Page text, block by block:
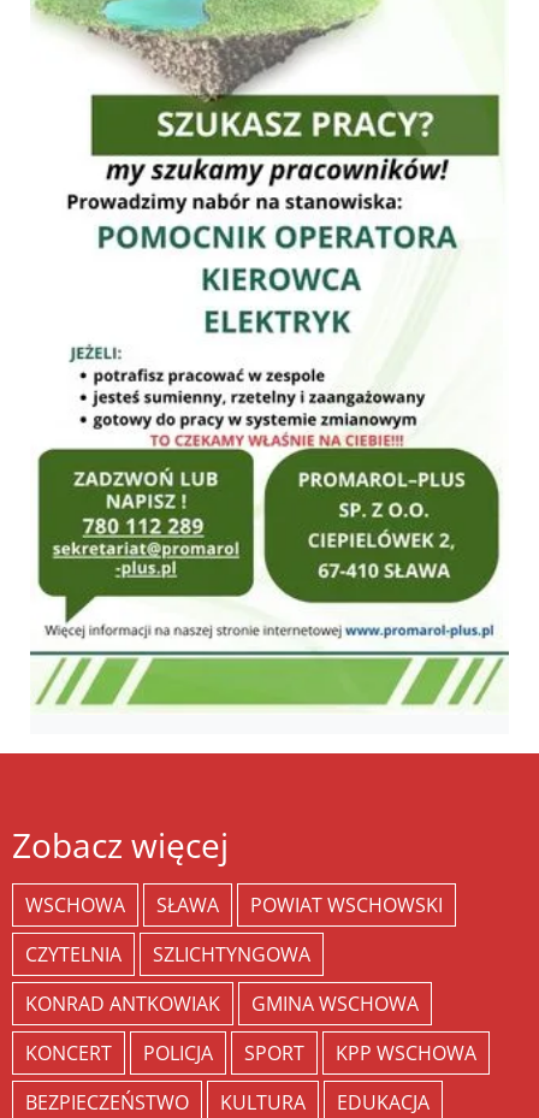
Zobacz więcej
WSCHOWA SŁAWA
POWIAT WSCHOWSKI
CZYTELNIA
SZLICHTYNGOWA
KONRAD ANTKOWIAK
GMINA WSCHOWA
KONCERT
POLICJA SPORT
KPP WSCHOWA
BEZPIECZEŃSTWO
KULTURA
EDUKACJA